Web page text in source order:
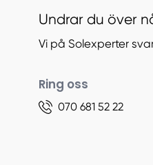
Undrar du över
Vi på Solexperter
Ring oss
070 681 52 22